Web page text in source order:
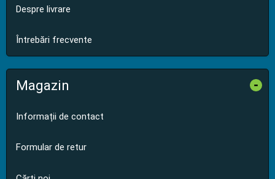
Despre livrare
Întrebări frecvente
Magazin -
Informații de contact
Formular de retur